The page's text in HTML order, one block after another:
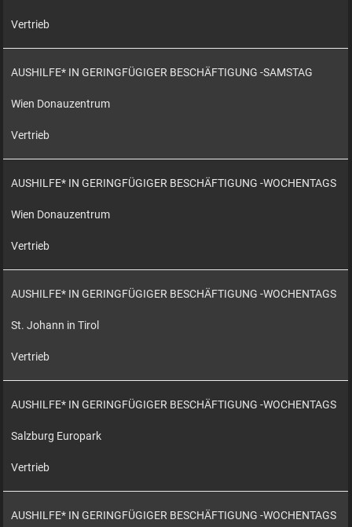
Vertrieb
AUSHILFE* IN GERINGFÜGIGER BESCHÄFTIGUNG -SAMSTAG
Wien Donauzentrum
Vertrieb
AUSHILFE* IN GERINGFÜGIGER BESCHÄFTIGUNG -WOCHENTAGS
Wien Donauzentrum
Vertrieb
AUSHILFE* IN GERINGFÜGIGER BESCHÄFTIGUNG -WOCHENTAGS
St. Johann in Tirol
Vertrieb
AUSHILFE* IN GERINGFÜGIGER BESCHÄFTIGUNG -WOCHENTAGS
Salzburg Europark
Vertrieb
AUSHILFE* IN GERINGFÜGIGER BESCHÄFTIGUNG -WOCHENTAGS